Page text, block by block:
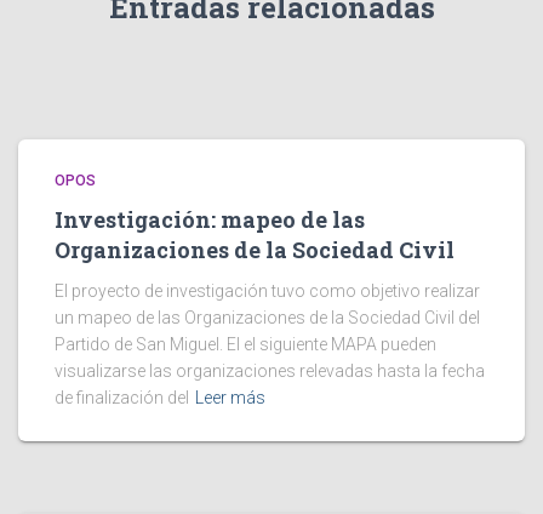
OPOS
Investigación: mapeo de las
Organizaciones de la Sociedad Civil
El proyecto de investigación tuvo como objetivo realizar
un mapeo de las Organizaciones de la Sociedad Civil del
Partido de San Miguel. El el siguiente MAPA pueden
visualizarse las organizaciones relevadas hasta la fecha
de finalización del
Leer más